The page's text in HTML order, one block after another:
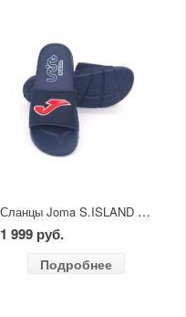
Сланцы Joma S.ISLAND MEN 2503 темно-синий с красным
1 999 руб.
Подробнее